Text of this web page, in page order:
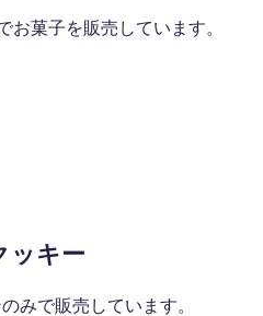
菓子を販売しています。
ッキー
みで販売しています。